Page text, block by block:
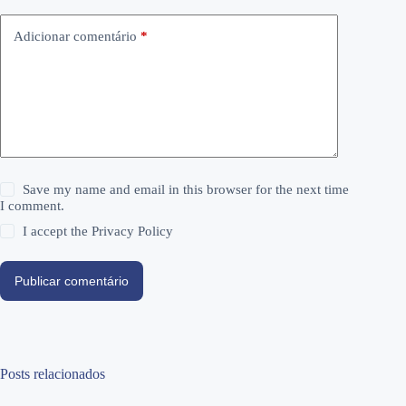
Adicionar comentário *
Save my name and email in this browser for the next time
I comment.
I accept thePrivacy Policy
Publicar comentário
Posts relacionados